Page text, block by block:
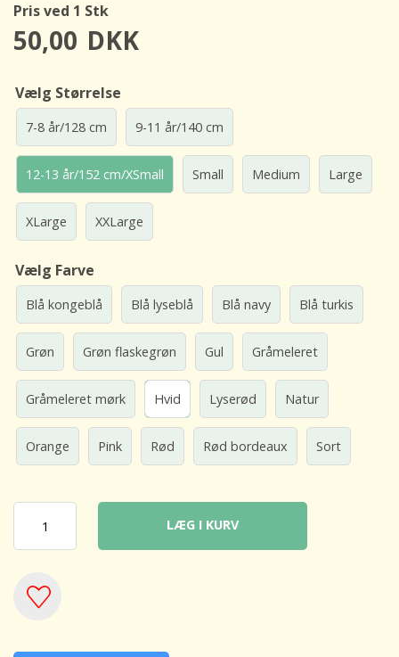
Pris ved 1 Stk
50,00 DKK
Vælg Størrelse
7-8 år/128 cm 9-11 år/140 cm
12-13 år/152 cm/XSmall Small Medium Large
XLarge XXLarge
Vælg Farve
Blå kongeblå Blå lyseblå Blå navy Blå turkis
Grøn Grøn flaskegrøn Gul Gråmeleret
Gråmeleret mørk Hvid Lyserød Natur
Orange Pink Rød Rød bordeaux Sort
LÆG I KURV